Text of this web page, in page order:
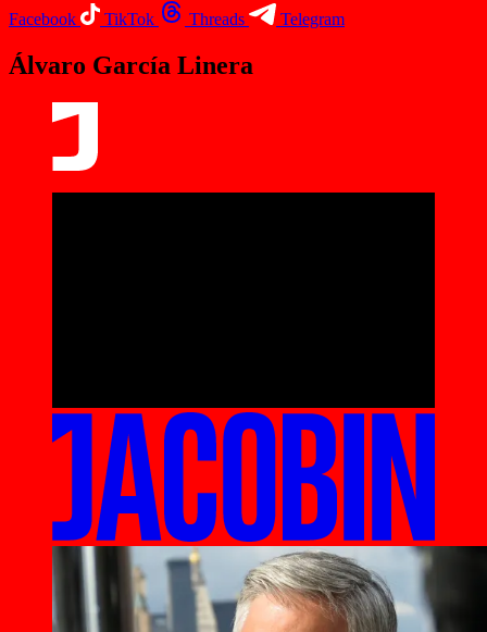
Facebook
TikTok Threads Telegram
Álvaro García Linera